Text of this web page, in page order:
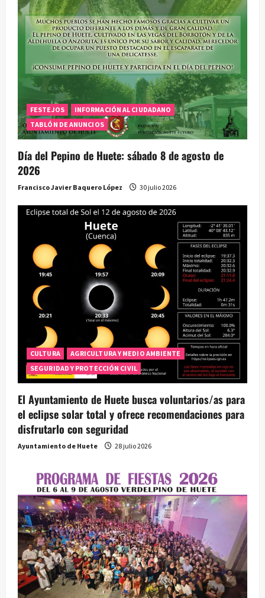
t
r
d
a
s
FESTEJOS
INFORMACIÓN AL CIUDADANO
TABLÓN DE ANUNCIOS
Día del Pepino de Huete: sábado 8 de agosto de
2026
Francisco Javier Baquero López 30 julio 2026
CULTURA
AGRICULTURA Y MEDIO AMBIENTE
SEGURIDAD Y PROTECCIÓN CIVIL
El Ayuntamiento de Huete busca voluntarios/as para
el eclipse solar total y ofrece recomendaciones para
disfrutarlo con seguridad
Ayuntamiento de Huete 28 julio 2026